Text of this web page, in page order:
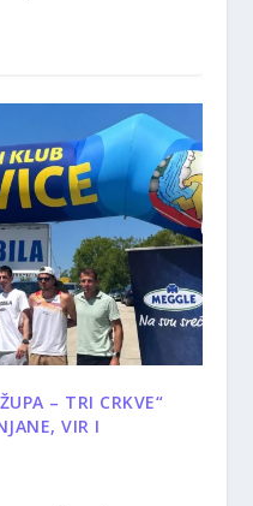
– TRI CRKVE“
VIR I